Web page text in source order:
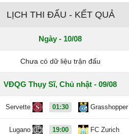
LỊCH THI ĐẤU - KẾT QUẢ
Ngày - 10/08
Chưa có dữ liệu trận đấu
VĐQG Thụy Sĩ, Chủ nhật - 09/08
Servette 01:30 Grasshopper
Lugano 19:00 FC Zurich